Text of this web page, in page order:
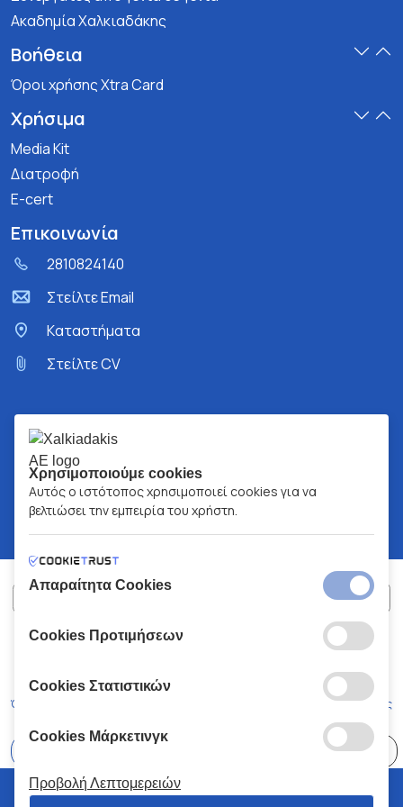
Ακαδημία Χαλκιαδάκης
Βοήθεια
Όροι χρήσης Xtra Card
Χρήσιμα
Media Kit
Διατροφή
E-cert
Επικοινωνία
2810824140
Στείλτε Email
Kαταστήματα
Στείλτε CV
ΧΑΛΚΙΑΔΑΚΗΣ Α.Ε.
Όροι και Προϋποθέσεις Κώδικας Δεοντολογίας
© 2026 Χαλκιαδάκης all rights reserved
Χρησιμοποιούμε cookies
Αυτός ο ιστότοπος χρησιμοποιεί cookies για να
βελτιώσει την εμπειρία του χρήστη.
Απαραίτητα Cookies
Cookies Προτιμήσεων
Cookies Στατιστικών
Cookies Μάρκετινγκ
Προβολή Λεπτομερειών